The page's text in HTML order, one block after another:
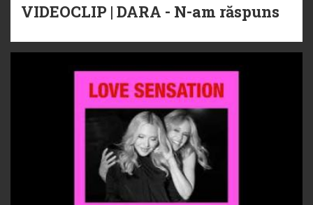
VIDEOCLIP | DARA - N-am răspuns